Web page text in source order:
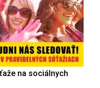
na sociálnych